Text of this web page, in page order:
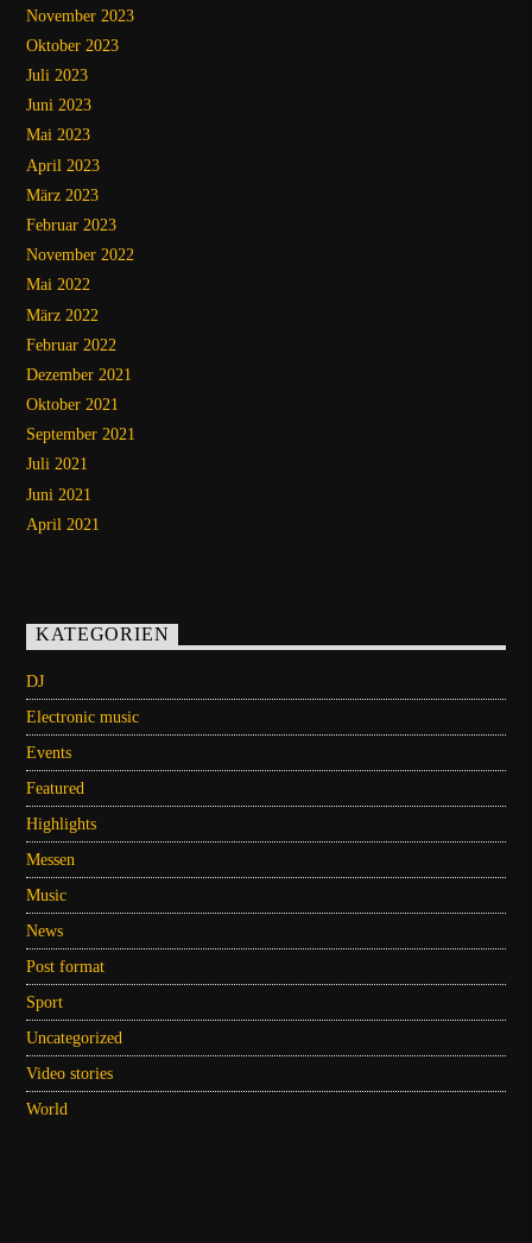
November 2023
Oktober 2023
Juli 2023
Juni 2023
Mai 2023
April 2023
März 2023
Februar 2023
November 2022
Mai 2022
März 2022
Februar 2022
Dezember 2021
Oktober 2021
September 2021
Juli 2021
Juni 2021
April 2021
KATEGORIEN
DJ
Electronic music
Events
Featured
Highlights
Messen
Music
News
Post format
Sport
Uncategorized
Video stories
World